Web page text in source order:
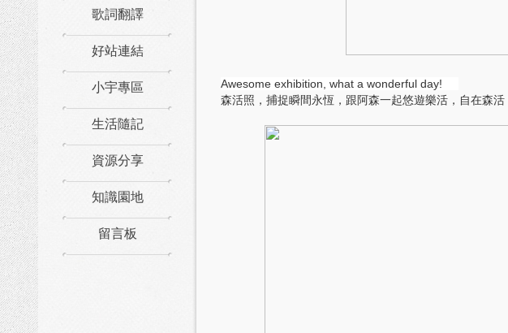
歌詞翻譯
好站連結
小宇專區
生活隨記
資源分享
知識園地
留言板
Awesome exhibition, what a wonderful day!
森活照，捕捉瞬間永恆，跟阿森一起悠遊樂活，自在森活